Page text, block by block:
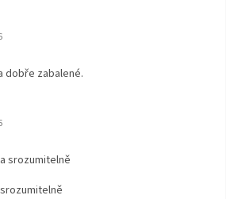
obchodu je 5 z 5 hvězdiček.
dobře zabalené.
obchodu je 5 z 5 hvězdiček.
srozumitelně